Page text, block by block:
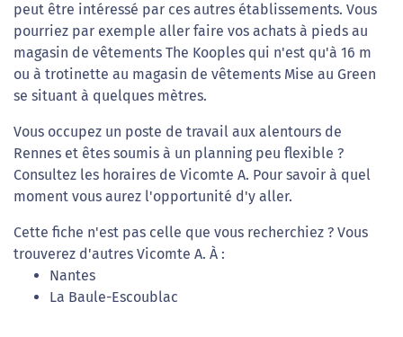
peut être intéressé par ces autres établissements. Vous
pourriez par exemple aller faire vos achats à pieds au
magasin de vêtements The Kooples qui n'est qu'à 16 m
ou à trotinette au magasin de vêtements Mise au Green
se situant à quelques mètres.
Vous occupez un poste de travail aux alentours de
Rennes et êtes soumis à un planning peu flexible ?
Consultez les horaires de Vicomte A. Pour savoir à quel
moment vous aurez l'opportunité d'y aller.
Cette fiche n'est pas celle que vous recherchiez ? Vous
trouverez d'autres Vicomte A. À :
Nantes
La Baule-Escoublac